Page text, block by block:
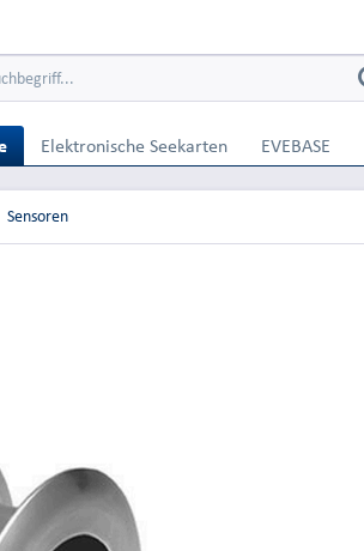
Elektronische Seekarten EVEBASE
Sensoren